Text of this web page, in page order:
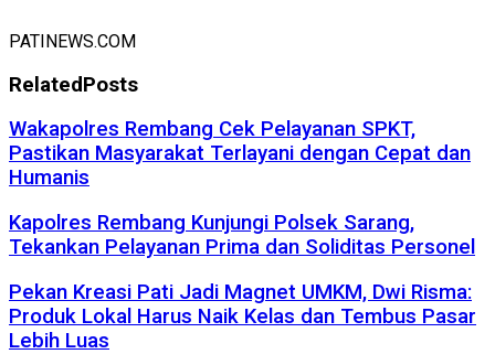
PATINEWS.COM
RelatedPosts
Wakapolres Rembang Cek Pelayanan SPKT,
Pastikan Masyarakat Terlayani dengan Cepat dan
Humanis
Kapolres Rembang Kunjungi Polsek Sarang,
Tekankan Pelayanan Prima dan Soliditas Personel
Pekan Kreasi Pati Jadi Magnet UMKM, Dwi Risma:
Produk Lokal Harus Naik Kelas dan Tembus Pasar
Lebih Luas